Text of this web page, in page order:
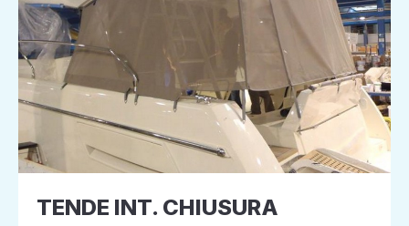
TENDE INT. CHIUSURA